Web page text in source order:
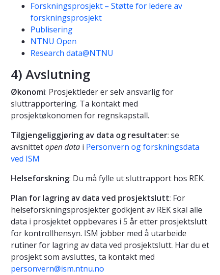
Forskningsprosjekt – Støtte for ledere av
forskningsprosjekt
Publisering
NTNU Open
Research data@NTNU
4) Avslutning
Økonomi: Prosjektleder er selv ansvarlig for
sluttrapportering. Ta kontakt med
prosjektøkonomen for regnskapstall.
Tilgjengeliggjøring av data og resultater: se
avsnittetopen data i Personvern og forskningsdata
ved ISM
Helseforskning: Du må fylle ut sluttrapport hos REK.
Plan for lagring av data ved prosjektslutt: For
helseforskningsprosjekter godkjent av REK skal alle
data i prosjektet oppbevares i 5 år etter prosjektslutt
for kontrollhensyn. ISM jobber med å utarbeide
rutiner for lagring av data ved prosjektslutt. Har du et
prosjekt som avsluttes, ta kontakt med
personvern@ism.ntnu.no